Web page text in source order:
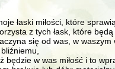
łaski miłości, które
z tych łask, które będą
się od was, w
w was miłość i to